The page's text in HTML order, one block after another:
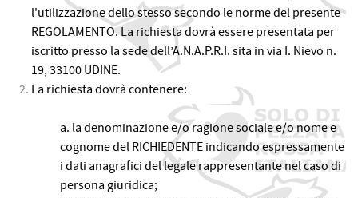
l'utilizzazione dello stesso secondo le norme del presente
REGOLAMENTO. La richiesta dovrà essere presentata per
iscritto presso la sede dell’A.N.A.P.R.I. sita in via I. Nievo n.
19, 33100 UDINE.
La richiesta dovrà contenere:
a. la denominazione e/o ragione sociale e/o nome e
cognome del RICHIEDENTE indicando espressamente
i dati anagrafici del legale rappresentante nel caso di
persona giuridica;